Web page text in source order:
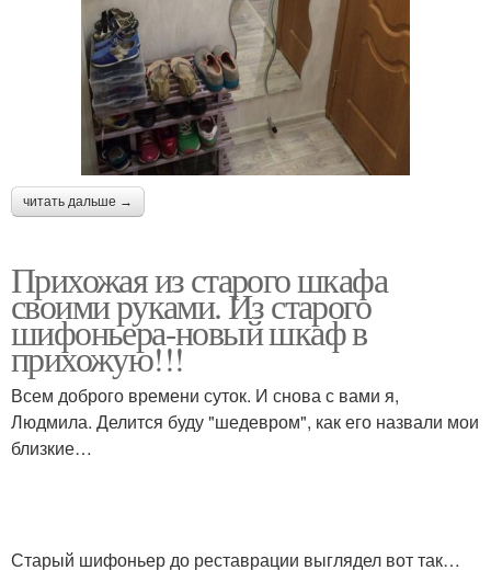
читать дальше →
Прихожая из старого шкафа
своими руками. Из старого
шифоньера-новый шкаф в
прихожую!!!
Всем доброго времени суток. И снова с вами я,
Людмила. Делится буду "шедевром", как его назвали мои
близкие…
Старый шифоньер до реставрации выглядел вот так…